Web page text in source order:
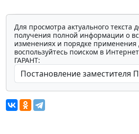
Для просмотра актуального текста
получения полной информации о
изменениях и порядке применения
воспользуйтесь поиском в
ГАРАНТ: